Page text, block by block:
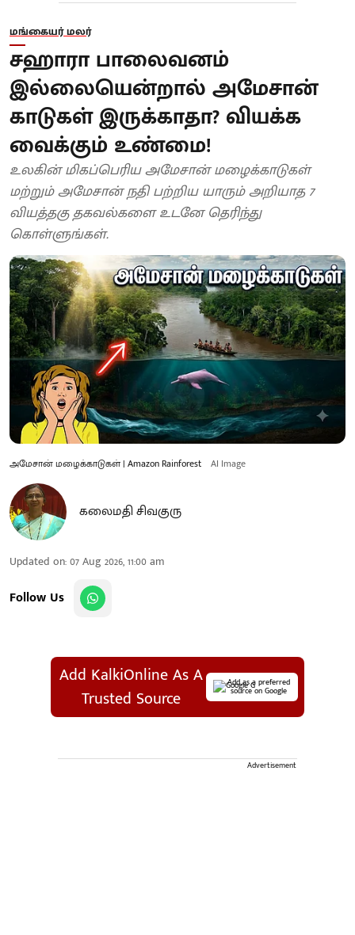
மங்கையர் மலர்
சஹாரா பாலைவனம்
இல்லையென்றால் அமேசான்
காடுகள் இருக்காதா? வியக்க
வைக்கும் உண்மை!
உலகின் மிகப்பெரிய அமேசான் மழைக்காடுகள்
மற்றும் அமேசான் நதி பற்றிய யாரும் அறியாத 7
வியத்தகு தகவல்களை உடனே தெரிந்து
கொள்ளுங்கள்.
அமேசான் மழைக்காடுகள் | Amazon Rainforest AI Image
கலைமதி சிவகுரு
Updated on:07 Aug 2026, 11:00 am
Follow Us
Add KalkiOnline As A
Trusted Source
Add as a preferred
source on Google
Advertisement